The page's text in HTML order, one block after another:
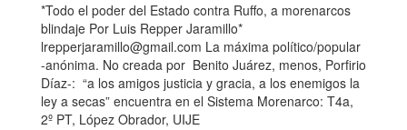
*Todo el poder del Estado contra Ruffo, a morenarcos
blindaje Por Luis Repper Jaramillo*
lrepperjaramillo@gmail.com La máxima político/popular
-anónima. No creada por Benito Juárez, menos, Porfirio
Díaz-: “a los amigos justicia y gracia, a los enemigos la
ley a secas” encuentra en el Sistema Morenarco: T4a,
2º PT, López Obrador, UIJE